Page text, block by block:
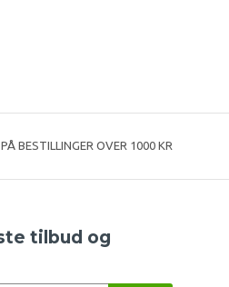
BESTILLINGER OVER 1000 KR
tilbud og